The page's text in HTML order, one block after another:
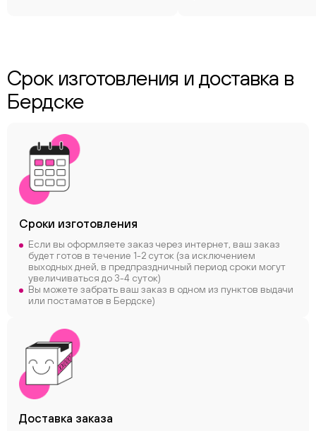
Срок изготовления и доставка в
Бердске
Сроки изготовления
Если вы оформляете заказ через интернет, ваш заказ
будет готов в течение 1-2 суток (за исключением
выходных дней, в предпраздничный период сроки могут
увеличиваться до 3-4 суток)
Вы можете забрать ваш заказ в одном из пунктов выдачи
или постаматов в Бердске)
Доставка заказа